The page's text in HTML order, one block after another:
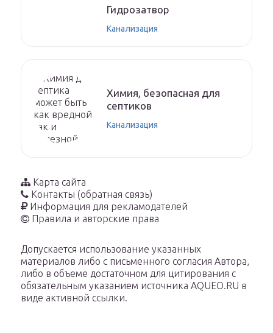
Гидрозатвор
Канализация
Химия, безопасная для
септиков
Канализация
Карта сайта
Контакты (обратная связь)
Информация для рекламодателей
Правила и авторские права
Допускается использование указанных
материалов либо с письменного согласия Автора,
либо в объеме достаточном для цитирования с
обязательным указанием источника AQUEO.RU в
виде активной ссылки.